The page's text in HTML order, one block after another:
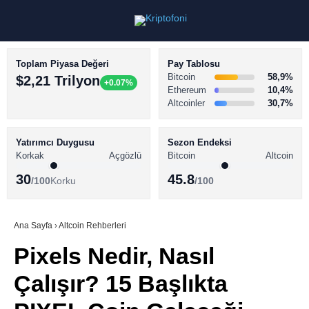
Youtube
TikTok
BİTCOİN HABERLERİ
ALTCOİN HABERLERİ
SÖZLÜK
Toplam Piyasa Değeri
$2,21 Trilyon +0.07%
Pay Tablosu
Bitcoin
58,9%
Ethereum
10,4%
Altcoinler
30,7%
Yatırımcı Duygusu
Korkak
Açgözlü
30/100Korku
Sezon Endeksi
Bitcoin
Altcoin
45.8/100
Ana Sayfa ›Altcoin Rehberleri
Pixels Nedir, Nasıl
Çalışır? 15 Başlıkta